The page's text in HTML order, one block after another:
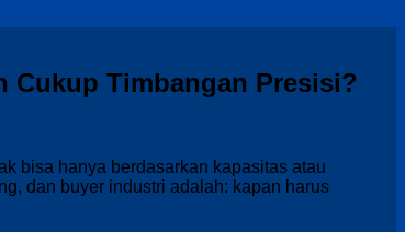
Cukup Timbangan Presisi?
bisa hanya berdasarkan kapasitas atau
dan buyer industri adalah: kapan harus